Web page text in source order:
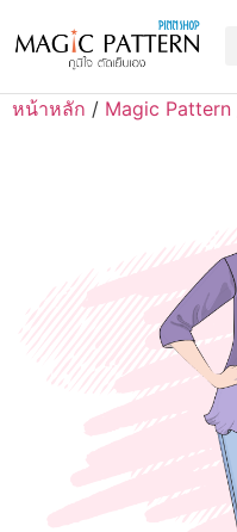
หน้าหลัก / Magic Pattern